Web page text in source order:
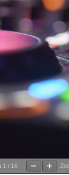
1 / 16